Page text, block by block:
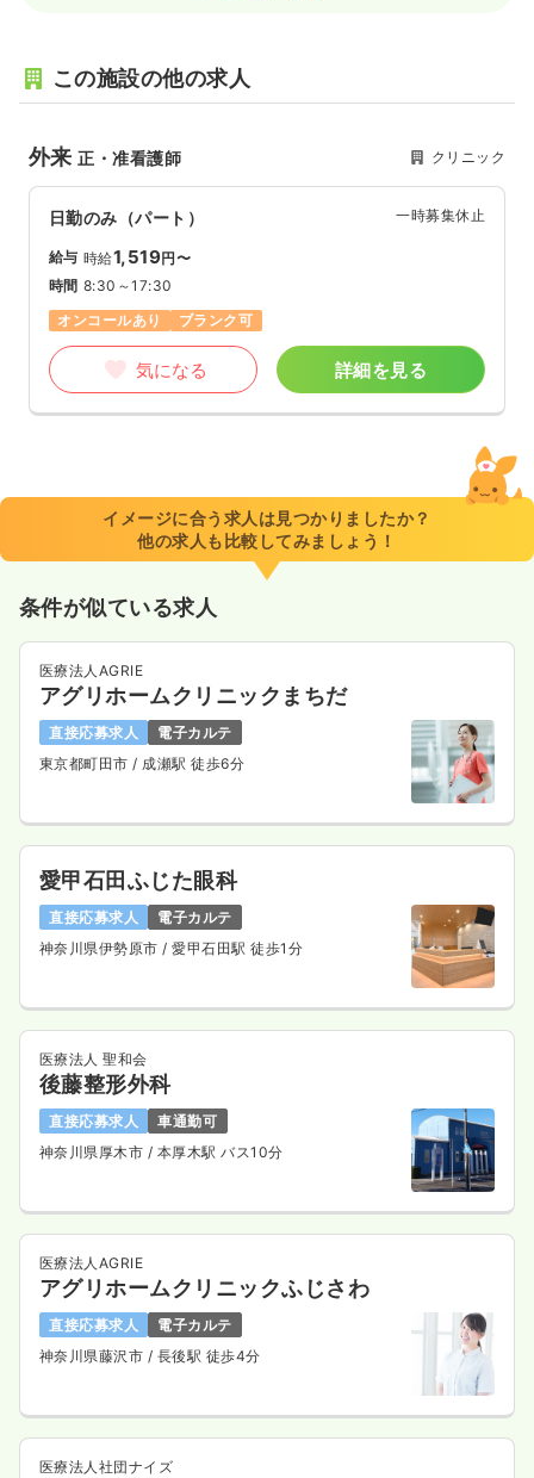
この施設の他の求人
外来正・准看護師 クリニック
日勤のみ（パート） 一時募集休止
給与 時給1,519円〜
時間 8:30～17:30
オンコールあり
ブランク可
気になる 詳細を見る
イメージに合う求人は見つかりましたか？
他の求人も比較してみましょう！
条件が似ている求人
医療法人AGRIE
アグリホームクリニックまちだ
直接応募求人
電子カルテ
東京都町田市 / 成瀬駅 徒歩6分
愛甲石田ふじた眼科
直接応募求人
電子カルテ
神奈川県伊勢原市 / 愛甲石田駅 徒歩1分
医療法人 聖和会
後藤整形外科
直接応募求人
車通勤可
神奈川県厚木市 / 本厚木駅 バス10分
医療法人AGRIE
アグリホームクリニックふじさわ
直接応募求人
電子カルテ
神奈川県藤沢市 / 長後駅 徒歩4分
医療法人社団ナイズ